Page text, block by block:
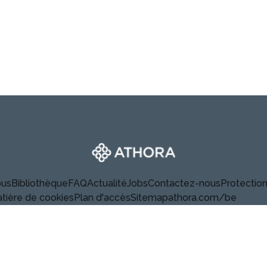
Athora
BibliothèqueFAQActualitéJobsContactez-nous
de cookiesPlan d'accèsSitemapathora.com/be